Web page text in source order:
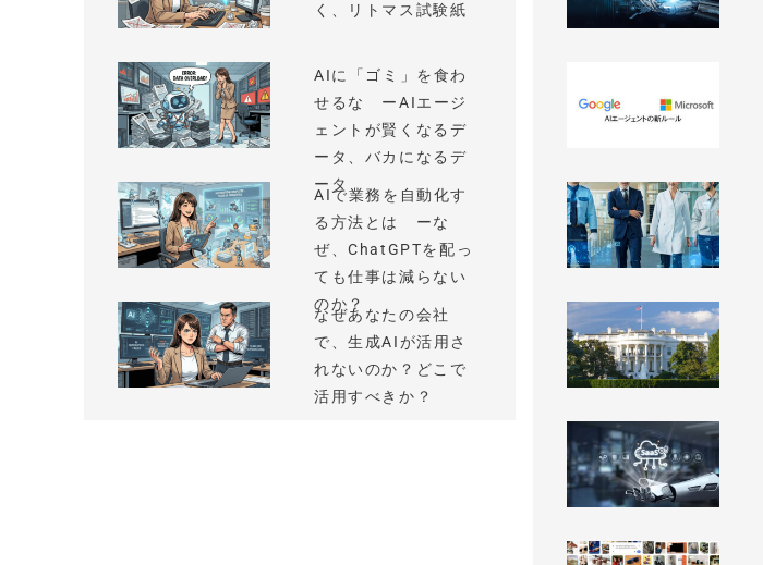
く、リトマス試験紙
AIに「ゴミ」を食わ
せるな ーAIエージ
ェントが賢くなるデ
ータ、バカになるデ
ータ
AIで業務を自動化す
る方法とは ーな
ぜ、ChatGPTを配っ
ても仕事は減らない
のか？
なぜあなたの会社
で、生成AIが活用さ
れないのか？どこで
活用すべきか？